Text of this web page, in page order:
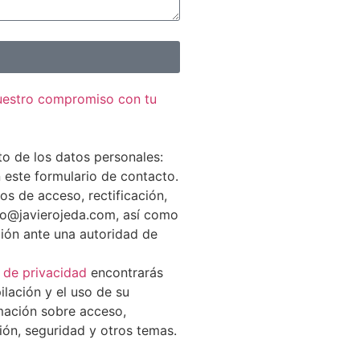
compromiso con tu
de los datos personales:
formulario de contacto.
de acceso, rectificación,
así como
ante una autoridad de
privacidad encontrarás
y el uso de su
sobre acceso,
seguridad y otros temas.